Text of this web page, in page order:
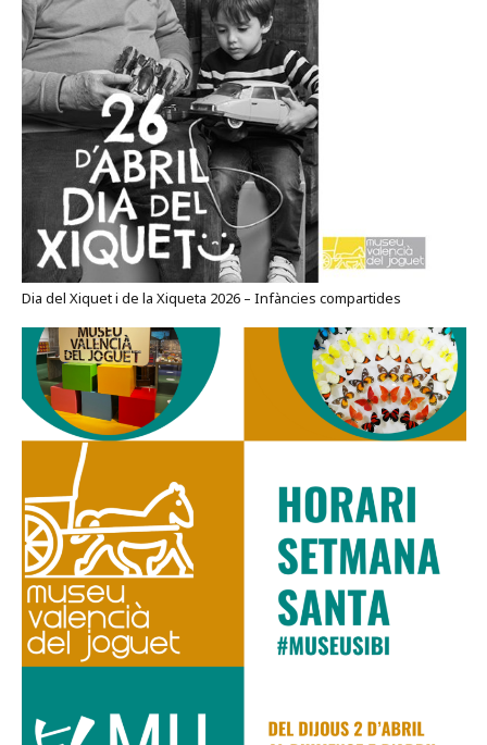
Dia del Xiquet i de la Xiqueta 2026 – Infàncies compartides